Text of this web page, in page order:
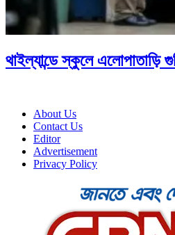
থাইল্যান্ডে স্কুলে এলোপাতাড়ি
About Us
Contact Us
Editor
Advertisement
Privacy Policy